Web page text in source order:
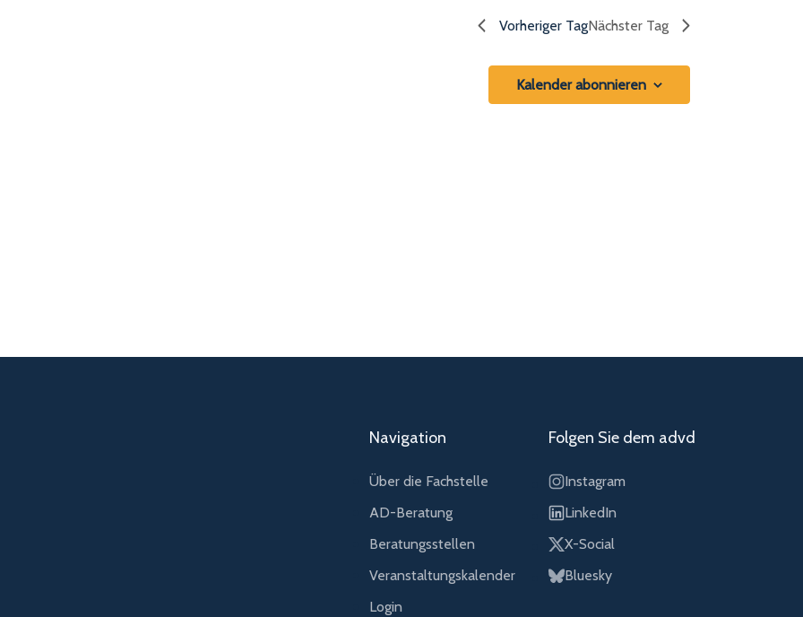
Vorheriger TagNächster Tag
Kalender abonnieren
Navigation
Über die Fachstelle
AD-Beratung
Beratungsstellen
Veranstaltungskalender
Login
Folgen Sie dem advd
Instagram
LinkedIn
X-Social
Bluesky